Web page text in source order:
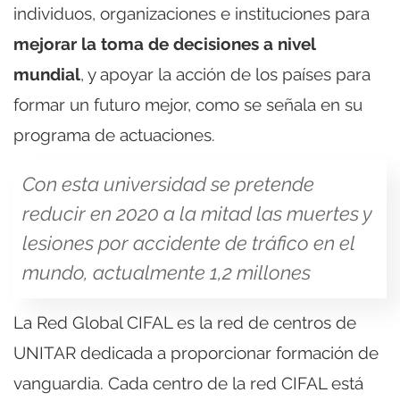
individuos, organizaciones e instituciones para
mejorar la toma de decisiones a nivel
mundial, y apoyar la acción de los países para
formar un futuro mejor, como se señala en su
programa de actuaciones.
Con esta universidad se pretende
reducir en 2020 a la mitad las muertes y
lesiones por accidente de tráfico en el
mundo, actualmente 1,2 millones
La Red Global CIFAL es la red de centros de
UNITAR dedicada a proporcionar formación de
vanguardia. Cada centro de la red CIFAL está